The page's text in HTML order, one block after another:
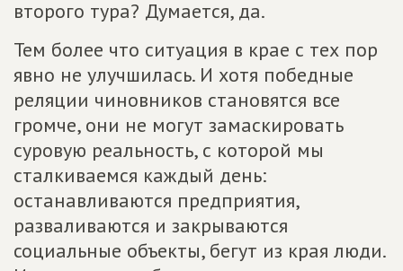
второго тура? Думается, да.
Тем более что ситуация в крае с тех пор
явно не улучшилась. И хотя победные
реляции чиновников становятся все
громче, они не могут замаскировать
суровую реальность, с которой мы
сталкиваемся каждый день:
останавливаются предприятия,
разваливаются и закрываются
социальные объекты, бегут из края люди.